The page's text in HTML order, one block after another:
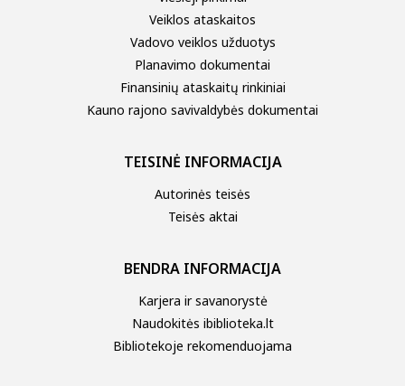
Veiklos ataskaitos
Vadovo veiklos užduotys
Planavimo dokumentai
Finansinių ataskaitų rinkiniai
Kauno rajono savivaldybės dokumentai
TEISINĖ INFORMACIJA
Autorinės teisės
Teisės aktai
BENDRA INFORMACIJA
Karjera ir savanorystė
Naudokitės ibiblioteka.lt
Bibliotekoje rekomenduojama